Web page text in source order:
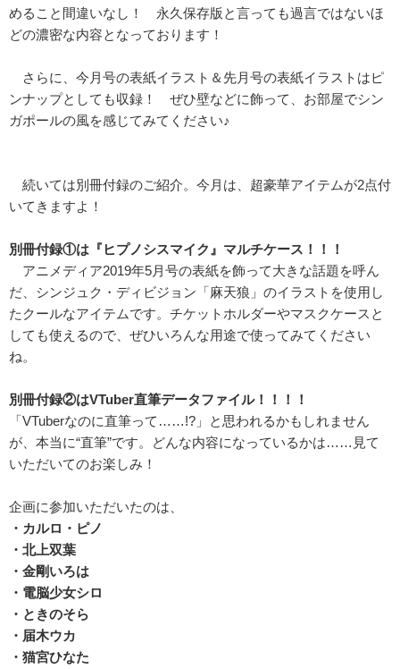
めること間違いなし！ 永久保存版と言っても過言ではないほ
どの濃密な内容となっております！
さらに、今月号の表紙イラスト＆先月号の表紙イラストはピ
ンナップとしても収録！ ぜひ壁などに飾って、お部屋でシン
ガポールの風を感じてみてください♪
続いては別冊付録のご紹介。今月は、超豪華アイテムが2点付
いてきますよ！
別冊付録①は『ヒプノシスマイク』マルチケース！！！
アニメディア2019年5月号の表紙を飾って大きな話題を呼ん
だ、シンジュク・ディビジョン「麻天狼」のイラストを使用し
たクールなアイテムです。チケットホルダーやマスクケースと
しても使えるので、ぜひいろんな用途で使ってみてください
ね。
別冊付録②はVTuber直筆データファイル！！！！
「VTuberなのに直筆って……!?」と思われるかもしれません
が、本当に“直筆”です。どんな内容になっているかは……見て
いただいてのお楽しみ！
企画に参加いただいたのは、
・カルロ・ピノ
・北上双葉
・金剛いろは
・電脳少女シロ
・ときのそら
・届木ウカ
・猫宮ひなた